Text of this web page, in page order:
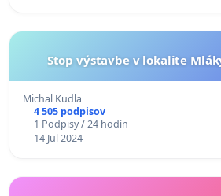
Stop výstavbe v lokalite
Michal Kudla
4 505 podpisov
1 Podpisy / 24 hodín
14 Jul 2024